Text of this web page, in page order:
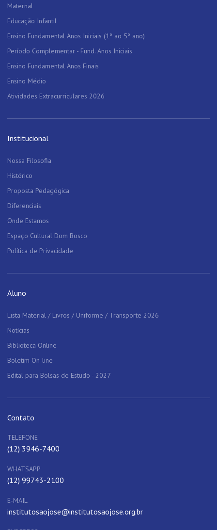
Maternal
Educação Infantil
Ensino Fundamental Anos Iniciais (1º ao 5º ano)
Período Complementar - Fund. Anos Iniciais
Ensino Fundamental Anos Finais
Ensino Médio
Atividades Extracurriculares 2026
Institucional
Nossa Filosofia
Histórico
Proposta Pedagógica
Diferenciais
Onde Estamos
Espaço Cultural Dom Bosco
Política de Privacidade
Aluno
Lista Material / Livros / Uniforme / Transporte 2026
Notícias
Biblioteca Online
Boletim On-line
Edital para Bolsas de Estudo - 2027
Contato
TELEFONE
(12) 3946-7400
WHATSAPP
(12) 99743-2100
E-MAIL
institutosaojose@institutosaojose.org.br